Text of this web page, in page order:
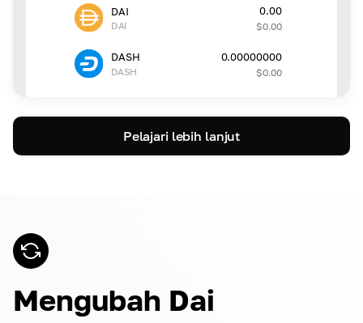
DAI
DAI
0.00
$0.00
DASH
DASH
0.00000000
$0.00
Pelajari lebih lanjut
Mengubah Dai